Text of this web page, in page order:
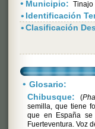
• Municipio: Tinajo
• Identificación
•Clasificación
• Glosario:
Chibusque: (
semilla, que tiene
que en España se
Fuerteventura. Voz